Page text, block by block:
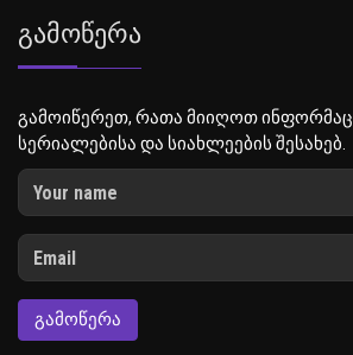
Გამოწერა
გამოიწერეთ, რათა მიიღოთ
სერიალებისა და სიახლეების შესახებ.
ᲒᲐᲛᲝᲬᲔᲠᲐ